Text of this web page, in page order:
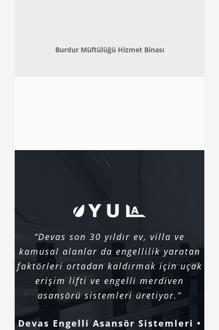
Burdur Müftülüğü Hizmet Binası
“Devas son 30 yıldır ev, villa ve
kamusal alanlar da engellilik yaratan
faktörleri ortadan kaldırmak için uçak
erişim lifti ve engelli merdiven
asansörü sistemleri üretiyor.”
Devas Engelli Asansör Sistemleri •